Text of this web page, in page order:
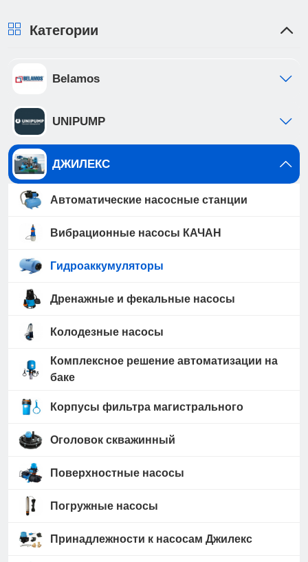
Категории
Belamos
UNIPUMP
ДЖИЛЕКС
Автоматические насосные станции
Вибрационные насосы КАЧАН
Гидроаккумуляторы
Дренажные и фекальные насосы
Колодезные насосы
Комплексное решение автоматизации на
баке
Корпусы фильтра магистрального
Оголовок скважинный
Поверхностные насосы
Погружные насосы
Принадлежности к насосам Джилекс